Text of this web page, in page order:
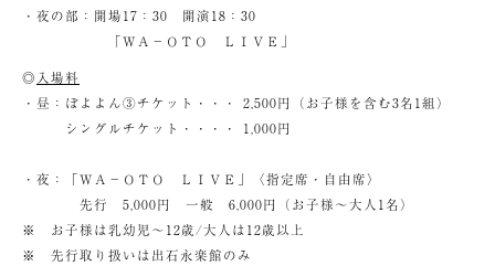
・夜の部：開場17：30 開演18：30
「ＷＡ－ＯＴＯ ＬＩＶＥ」
◎ 入場料
・昼：ぼよよん③チケット・・・ 2,500円（お子様を含む3名1組）
シングルチケット・・・・ 1,000円
・夜：「ＷＡ－ＯＴＯ ＬＩＶＥ」〈指定席・自由席〉
先行 5,000円 一般 6,000円（お子様～大人1名）
※ お子様は乳幼児～12歳/大人は12歳以上
※ 先行取り扱いは出石永楽館のみ